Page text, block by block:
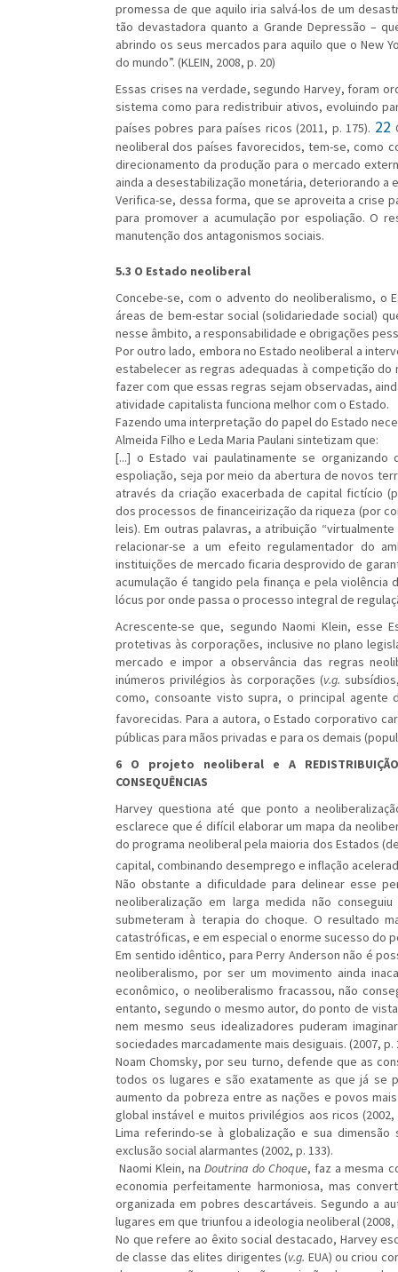
promessa de que aquilo iria salvá-los de um
tão devastadora quanto a Grande Depressão –
abrindo os seus mercados para aquilo que o New
do mundo”. (KLEIN, 2008, p. 20)
Essas crises na verdade, segundo Harvey, foram
sistema como para redistribuir ativos, evoluindo
países pobres para países ricos (2011, p. 175). 22
neoliberal dos países favorecidos, tem-se, como
direcionamento da produção para o mercado
ainda a desestabilização monetária, deteriorando
Verifica-se, dessa forma, que se aproveita a crise
para promover a acumulação por espoliação. O
manutenção dos antagonismos sociais.
5.3 O Estado neoliberal
Concebe-se, com o advento do neoliberalismo, o
áreas de bem-estar social (solidariedade social)
nesse âmbito, a responsabilidade e obrigações
Por outro lado, embora no Estado neoliberal a
estabelecer as regras adequadas à competição
fazer com que essas regras sejam observadas,
atividade capitalista funciona melhor com o Estado.
Fazendo uma interpretação do papel do Estado
Almeida Filho e Leda Maria Paulani sintetizam que:
[...] o Estado vai paulatinamente se
espoliação, seja por meio da abertura de novos
através da criação exacerbada de capital fictício
dos processos de financeirização da riqueza (por
leis). Em outras palavras, a atribuição
relacionar-se a um efeito regulamentador do
instituições de mercado ficaria desprovido de
acumulação é tangido pela finança e pela
lócus por onde passa o processo integral de
Acrescente-se que, segundo Naomi Klein, esse
protetivas às corporações, inclusive no plano
mercado e impor a observância das regras
inúmeros privilégios às corporações (v.g.
como, consoante visto supra, o principal
favorecidas. Para a autora, o Estado corporativo
públicas para mãos privadas e para os demais
6 O projeto neoliberal e A REDISTRIBUIÇÃO
CONSEQUÊNCIAS
Harvey questiona até que ponto a
esclarece que é difícil elaborar um mapa da
do programa neoliberal pela maioria dos Estados
capital, combinando desemprego e inflação
Não obstante a dificuldade para delinear esse
neoliberalização em larga medida não
submeteram à terapia do choque. O resultado
catastróficas, e em especial o enorme sucesso do
Em sentido idêntico, para Perry Anderson não é
neoliberalismo, por ser um movimento ainda
econômico, o neoliberalismo fracassou, não
entanto, segundo o mesmo autor, do ponto de
nem mesmo seus idealizadores puderam
sociedades marcadamente mais desiguais. (2007, p.
Noam Chomsky, por seu turno, defende que as
todos os lugares e são exatamente as que já se
aumento da pobreza entre as nações e povos
global instável e muitos privilégios aos ricos
Lima referindo-se à globalização e sua
exclusão social alarmantes (2002, p. 133).
Naomi Klein, naDoutrina do Choque, faz a mesma
economia perfeitamente harmoniosa, mas
organizada em pobres descartáveis. Segundo a
lugares em que triunfou a ideologia neoliberal (2008,
No que refere ao êxito social destacado, Harvey
de classe das elites dirigentes (v.g. EUA) ou criou